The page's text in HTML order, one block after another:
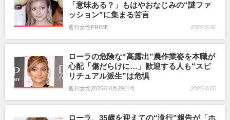
「意味ある？」もはやおなじみの“謎ファ
ッション”に集まる苦言
週刊女性PRIME 2025/5/30
ローラの危険な“高露出”農作業姿を本職が
心配「傷だらけに…」歓迎する人も“スピ
リチュアル派生”は危惧
週刊女性2025年4月29日号 2025/4/20
ローラ、35歳を迎えての“滝行”報告が「ホ